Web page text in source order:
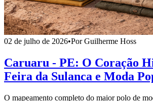
02 de julho de 2026•Por Guilherme Hoss
Caruaru - PE: O Coração
Feira da Sulanca e Moda
O mapeamento completo do maior polo de